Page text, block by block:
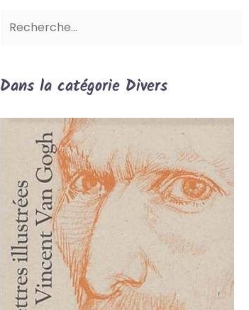
Dans la catégorie Divers